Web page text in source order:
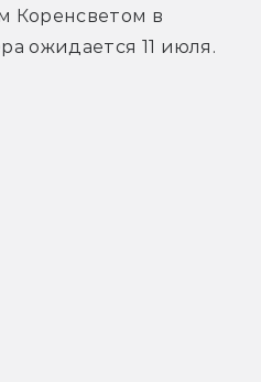
Коренсветом в
ожидается 11 июля.